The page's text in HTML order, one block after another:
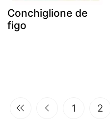
Conchiglione de
figo
1 2